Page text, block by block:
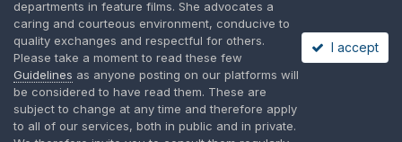
Language Privacy Policy Contact Us Cookies
A place to share suggested by ARAssocies.com
departments in feature films. She advocates a
caring and courteous environment, conducive to
quality exchanges and respectful for others.
Please take a moment to read these few
Guidelines as anyone posting on our platforms will
be considered to have read them. These are
subject to change at any time and therefore apply
to all of our services, both in public and in private.
I accept